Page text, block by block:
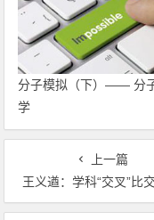
分子模拟（下）—— 分
学
上一篇
王义遒：学科“交叉”比交叉学科更重要